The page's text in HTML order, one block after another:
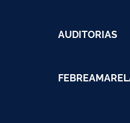
AUDITORIAS